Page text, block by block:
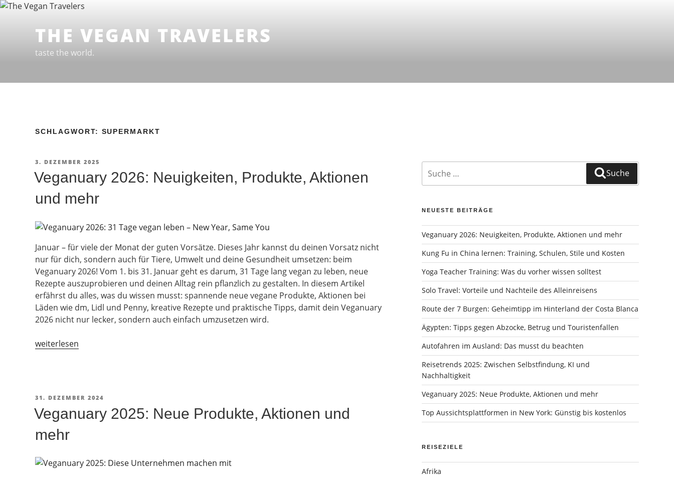
Zum
THE VEGAN TRAVELERS
taste the world.
SCHLAGWORT: SUPERMARKT
VERÖFFENTLICHT
3. DEZEMBER 2025
Veganuary 2026: Neuigkeiten, Produkte, Aktionen
und mehr
Januar – für viele der Monat der guten Vorsätze. Dieses Jahr kannst du deinen Vorsatz nicht
nur für dich, sondern auch für Tiere, Umwelt und deine Gesundheit umsetzen: beim
Veganuary 2026! Vom 1. bis 31. Januar geht es darum, 31 Tage lang vegan zu leben, neue
Rezepte auszuprobieren und deinen Alltag rein pflanzlich zu gestalten. In diesem Artikel
erfährst du alles, was du wissen musst: spannende neue vegane Produkte, Aktionen bei
Läden wie dm, Lidl und Penny, kreative Rezepte und praktische Tipps, damit dein Veganuary
2026 nicht nur lecker, sondern auch einfach umzusetzen wird.
„Veganuary
mehr“
weiterlesen
VERÖFFENTLICHT
31. DEZEMBER 2024
Veganuary 2025: Neue Produkte, Aktionen und
mehr
nach:
Suche
NEUESTE BEITRÄGE
Veganuary 2026: Neuigkeiten, Produkte, Aktionen und mehr
Kung Fu in China lernen: Training, Schulen, Stile und Kosten
Yoga Teacher Training: Was du vorher wissen solltest
Solo Travel: Vorteile und Nachteile des Alleinreisens
Route der 7 Burgen: Geheimtipp im Hinterland der Costa Blanca
Ägypten: Tipps gegen Abzocke, Betrug und Touristenfallen
Autofahren im Ausland: Das musst du beachten
Reisetrends 2025: Zwischen Selbstfindung, KI und
Nachhaltigkeit
Veganuary 2025: Neue Produkte, Aktionen und mehr
Top Aussichtsplattformen in New York: Günstig bis kostenlos
REISEZIELE
Afrika